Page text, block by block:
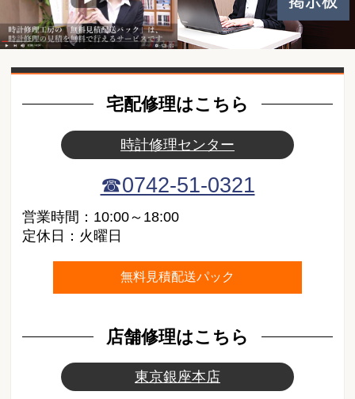
宅配修理はこちら
時計修理センター
☎0742-51-0321
営業時間：10:00～18:00
定休日：火曜日
無料見積配送パック
店舗修理はこちら
東京銀座本店